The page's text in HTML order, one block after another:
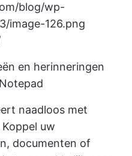
blog/wp-
image-126.png
en herinneringen
naadloos met
uw
documenten of